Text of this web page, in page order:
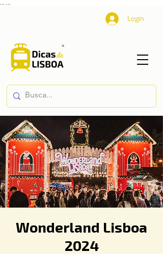
Login
Wonderland Lisboa
2024